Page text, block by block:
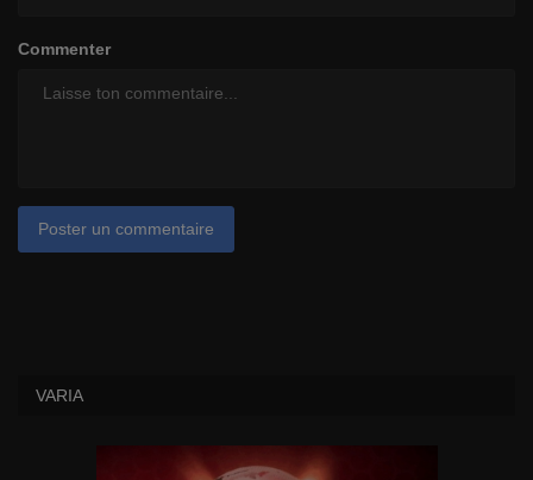
Commenter
Poster un commentaire
VARIA